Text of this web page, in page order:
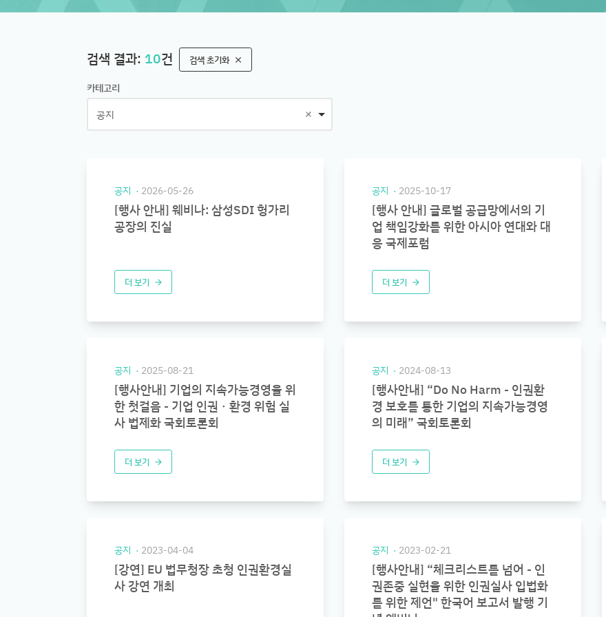
검색 결과: 10건 검색 초기화 clear
카테고리
공지
공지 2026-05-26
[행사 안내] 웨비나: 삼성SDI 헝가리
공장의 진실
더 보기 arrow_forward
공지 2025-10-17
[행사 안내] 글로벌 공급망에서의 기
업 책임강화를 위한 아시아 연대와 대
응 국제포럼
더 보기 arrow_forward
공지 2025-08-21
[행사안내] 기업의 지속가능경영을 위
한 첫걸음 - 기업 인권ㆍ환경 위험 실
사 법제화 국회토론회
더 보기 arrow_forward
공지 2024-08-13
[행사안내] “Do No Harm - 인권환
경 보호를 통한 기업의 지속가능경영
의 미래” 국회토론회
더 보기 arrow_forward
공지 2023-04-04
[강연] EU 법무청장 초청 인권환경실
사 강연 개최
공지 2023-02-21
[행사안내] “체크리스트를 넘어 - 인
권존중 실현을 위한 인권실사 입법화
를 위한 제언" 한국어 보고서 발행 기